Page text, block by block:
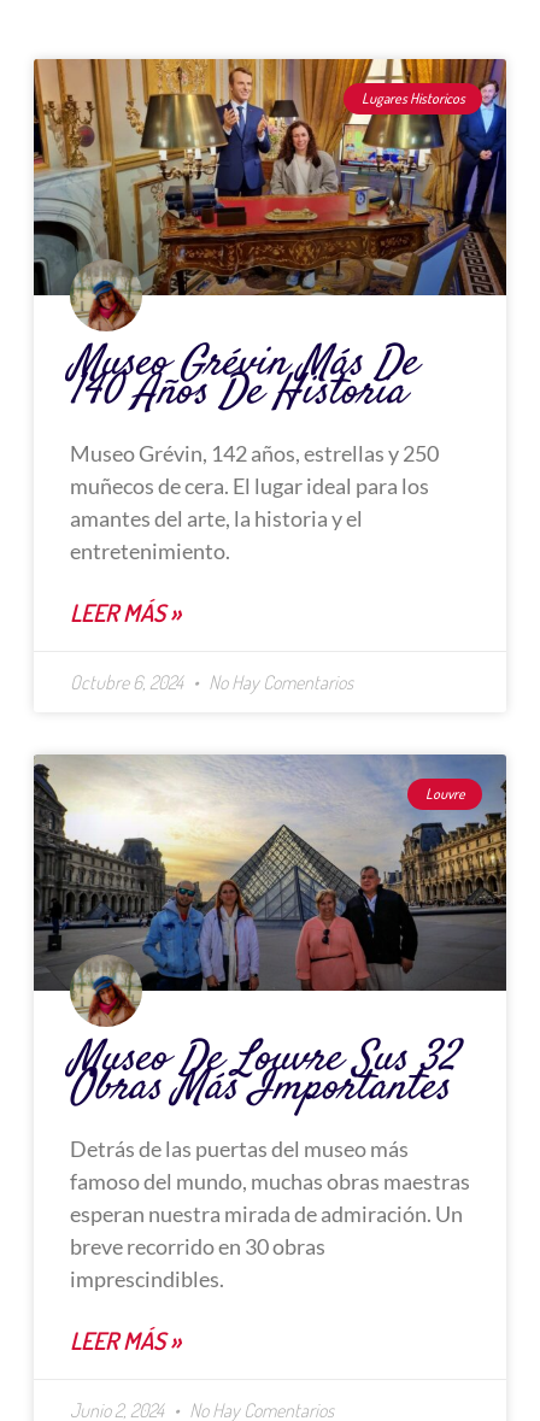
Lugares Historicos
Museo Grévin Más De
140 Años De Historia
Museo Grévin, 142 años, estrellas y 250
muñecos de cera. El lugar ideal para los
amantes del arte, la historia y el
entretenimiento.
LEER MÁS »
Octubre 6, 2024 No Hay Comentarios
Louvre
Museo De Louvre Sus 32
Obras Más Importantes
Detrás de las puertas del museo más
famoso del mundo, muchas obras maestras
esperan nuestra mirada de admiración. Un
breve recorrido en 30 obras
imprescindibles.
LEER MÁS »
Junio 2, 2024 No Hay Comentarios